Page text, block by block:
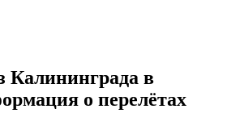
Калининграда в
о перелётах